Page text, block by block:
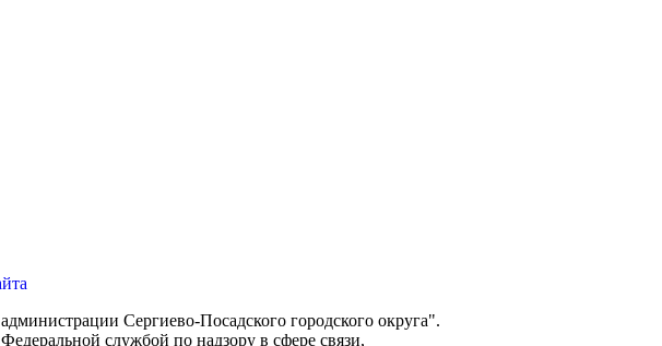
Сергиево-Посадского городского округа".
службой по надзору в сфере связи,